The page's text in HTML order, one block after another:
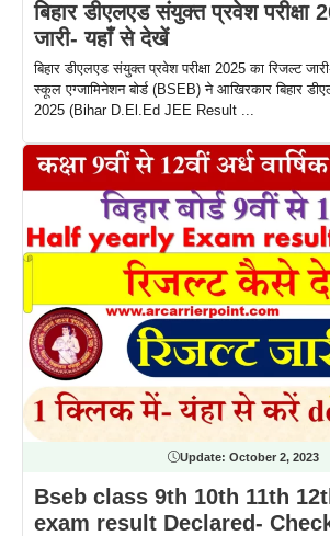
बिहार डीएलएड संयुक्त प्रवेश परीक्षा
जारी- यहाँ से देखें
बिहार डीएलएड संयुक्त प्रवेश परीक्षा 2025 का रिजल्ट
स्कूल एग्जामिनेशन बोर्ड (BSEB) ने आखिरकार बिहार
2025 (Bihar D.El.Ed JEE Result ...
Update: October 2, 2023
Bseb class 9th 10th 11th
exam result Declared-